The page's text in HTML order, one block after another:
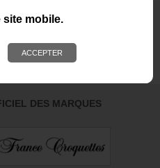
mobile.
4.65/5
DES MARQUES